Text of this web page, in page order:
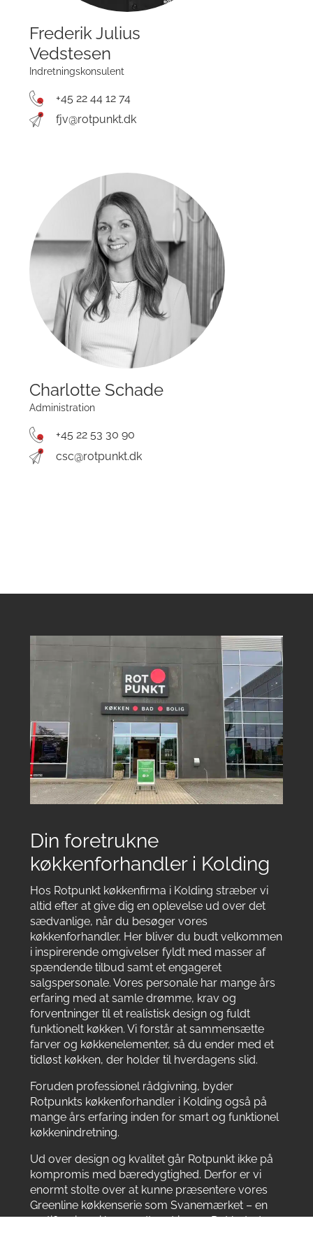
Frederik Julius
Vedstesen
Indretningskonsulent
+45 22 44 12 74
fjv@rotpunkt.dk
Charlotte Schade
Administration
+45 22 53 30 90
csc@rotpunkt.dk
Din foretrukne
køkkenforhandler i Kolding
Hos Rotpunkt køkkenfirma i Kolding stræber vi
altid efter at give dig en oplevelse ud over det
sædvanlige, når du besøger vores
køkkenforhandler. Her bliver du budt velkommen
i inspirerende omgivelser fyldt med masser af
spændende tilbud samt et engageret
salgspersonale. Vores personale har mange års
erfaring med at samle drømme, krav og
forventninger til et realistisk design og fuldt
funktionelt køkken. Vi forstår at sammensætte
farver og køkkenelementer, så du ender med et
tidløst køkken, der holder til hverdagens slid.
Foruden professionel rådgivning, byder
Rotpunkts køkkenforhandler i Kolding også på
mange års erfaring inden for smart og funktionel
køkkenindretning.
Ud over design og kvalitet går Rotpunkt ikke på
kompromis med bæredygtighed. Derfor er vi
enormt stolte over at kunne præsentere vores
Greenline køkkenserie som Svanemærket – en
certificering vi har modtaget i 2022. Det betyder,